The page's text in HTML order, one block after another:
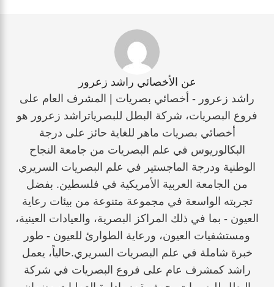
عن الأخصائي راشد زعرور
راشد زعرور - أخصائي بصريات | المشرف العام على
فروع البصريات، شركة البطل للبصرياتراشد زعرور هو
أخصائي بصريات ماهر للغاية حائز على درجة
البكالوريوس في علم البصريات من جامعة النجاح
الوطنية ودرجة الماجستير في علم البصريات السريري
من الجامعة العربية الأمريكية في فلسطين. بفضل
تجربته الواسعة في مجموعة متنوعة من بيئات رعاية
العيون - بما في ذلك المراكز البصرية، والعيادات العينية،
ومستشفيات العيون، ورعاية الطوارئ للعيون - طور
خبرة شاملة في علم البصريات السريري.حالياً، يعمل
راشد كمشرف عام على فروع البصريات في شركة